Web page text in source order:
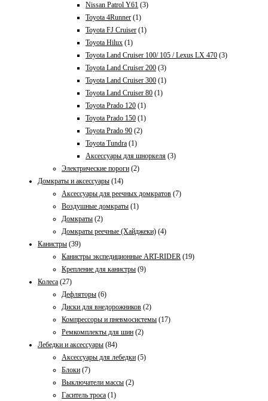
Nissan Patrol Y61 (3)
Toyota 4Runner (1)
Toyota FJ Cruiser (1)
Toyota Hilux (1)
Toyota Land Cruiser 100/ 105 / Lexus LX 470 (3)
Toyota Land Cruiser 200 (3)
Toyota Land Cruiser 300 (1)
Toyota Land Cruiser 80 (1)
Toyota Prado 120 (1)
Toyota Prado 150 (1)
Toyota Prado 90 (2)
Toyota Tundra (1)
Аксессуары для шноркеля (3)
Электрические пороги (2)
Домкраты и аксессуары (14)
Aксессуары для реечных домкратов (7)
Воздушные домкраты (1)
Домкраты (2)
Домкраты реечные (Хайджеки) (4)
Канистры (39)
Канистры экспедиционные ART-RIDER (19)
Крепление для канистры (9)
Колеса (27)
Дефляторы (6)
Диски для внедорожников (2)
Компрессоры и пневмосистемы (17)
Ремкомплекты для шин (2)
Лебедки и аксессуары (84)
Аксессуары для лебедки (5)
Блоки (7)
Выключатели массы (2)
Гаситель тросa (1)